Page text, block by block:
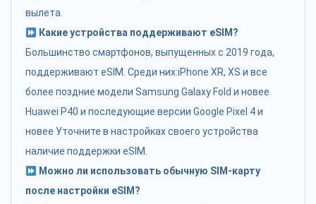
вылета.
Какие устройства поддерживают eSIM?
Большинство смартфонов, выпущенных с 2019 года,
поддерживают eSIM. Среди них:iPhone XR, XS и все
более поздние модели Samsung Galaxy Fold и новее
Huawei P40 и последующие версии Google Pixel 4 и
новее Уточните в настройках своего устройства
наличие поддержки eSIM.
Можно ли использовать обычную SIM-карту
после настройки eSIM?